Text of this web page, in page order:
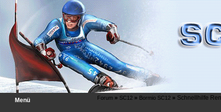
Menü Forum» SC12» Bormio SC12» Schnellhilfe